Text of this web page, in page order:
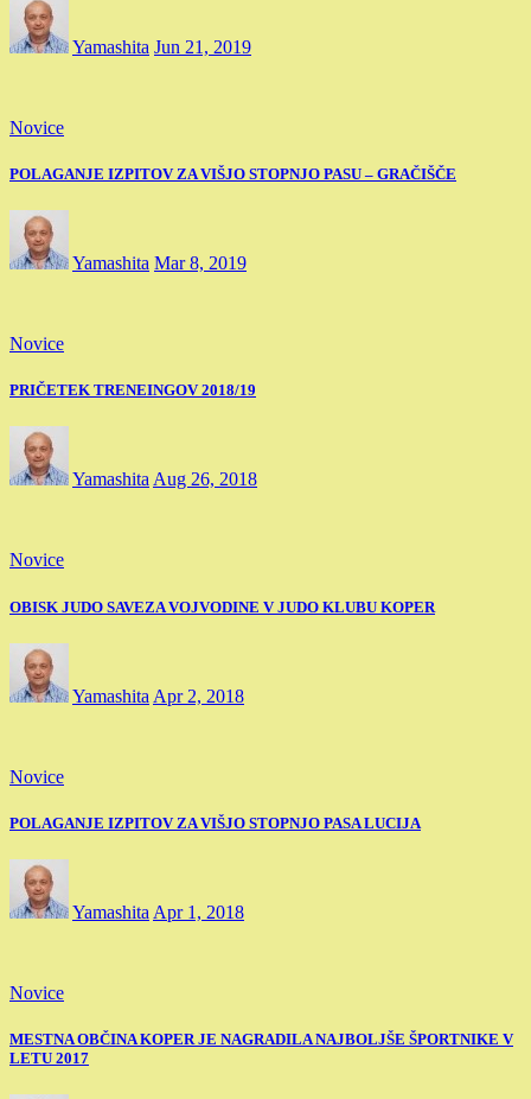
Yamashita Jun 21, 2019
Novice
POLAGANJE IZPITOV ZA VIŠJO STOPNJO PASU – GRAČIŠČE
Yamashita Mar 8, 2019
Novice
PRIČETEK TRENEINGOV 2018/19
Yamashita Aug 26, 2018
Novice
OBISK JUDO SAVEZA VOJVODINE V JUDO KLUBU KOPER
Yamashita Apr 2, 2018
Novice
POLAGANJE IZPITOV ZA VIŠJO STOPNJO PASA LUCIJA
Yamashita Apr 1, 2018
Novice
MESTNA OBČINA KOPER JE NAGRADILA NAJBOLJŠE ŠPORTNIKE V
LETU 2017